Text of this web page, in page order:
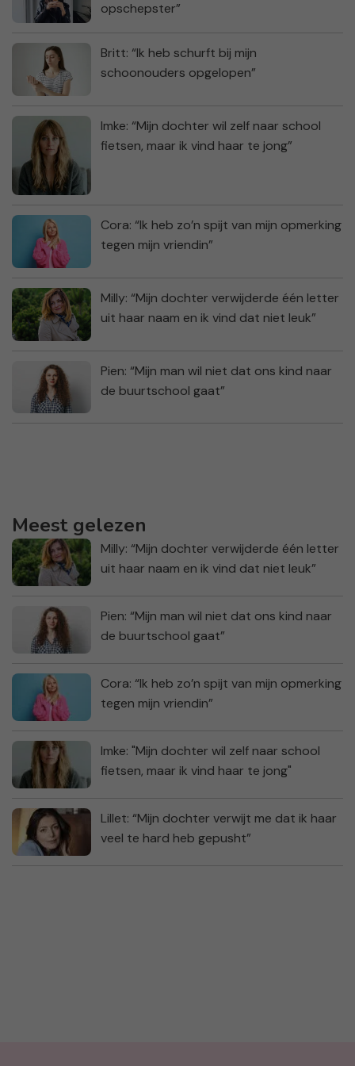
opschepster”
Britt: “Ik heb schurft bij mijn
schoonouders opgelopen”
Imke: “Mijn dochter wil zelf naar school
fietsen, maar ik vind haar te jong”
Cora: “Ik heb zo’n spijt van mijn opmerking
tegen mijn vriendin”
Milly: “Mijn dochter verwijderde één letter
uit haar naam en ik vind dat niet leuk”
Pien: “Mijn man wil niet dat ons kind naar
de buurtschool gaat”
Meest gelezen
Milly: “Mijn dochter verwijderde één letter
uit haar naam en ik vind dat niet leuk”
Pien: “Mijn man wil niet dat ons kind naar
de buurtschool gaat”
Cora: “Ik heb zo’n spijt van mijn opmerking
tegen mijn vriendin”
Imke: "Mijn dochter wil zelf naar school
fietsen, maar ik vind haar te jong"
Lillet: “Mijn dochter verwijt me dat ik haar
veel te hard heb gepusht”